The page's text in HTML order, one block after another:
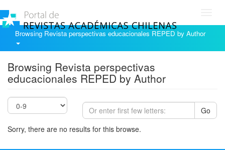
Browsing Revista perspectivas educacionales REPED by Author
Browsing Revista perspectivas
educacionales REPED by Author
Go
Sorry, there are no results for this browse.